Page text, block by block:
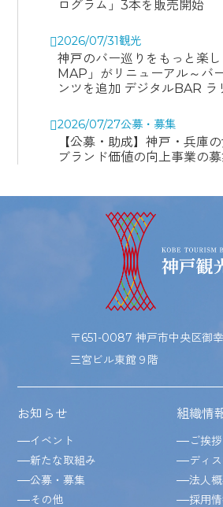
ログラム」3本を販売開始
2026/07/31観光
神戸のバー巡りをもっと楽
MAP」がリニューアル～バ
ンツを追加 デジタルBAR ラ
2026/07/27公募・募集
【公募・助成】神戸・兵庫
ブランド価値の向上事業の
〒651-0087 神戸市中央区御
三宮ビル東館９階
お知らせ
イベント
新たな取組み
公募・募集
その他
組織情
ご挨拶
ディ
法人
採用